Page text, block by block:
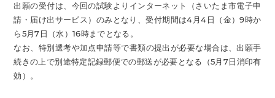
出願の受付は、今回の試験よりインターネット（さいたま市電子申
請・届け出サービス）のみとなり、受付期間は4月4日（金）9時か
ら5月7日（水）16時までとなる。
なお、特別選考や加点申請等で書類の提出が必要な場合は、出願手
続きの上で別途特定記録郵便での郵送が必要となる（5月7日消印有
効）。